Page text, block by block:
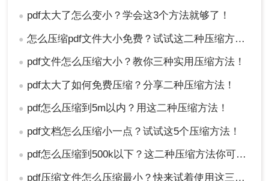
● pdf太大了怎么变小？学会这3个方法就够了！
● 怎么压缩pdf文件大小免费？试试这二种压缩方法！
● pdf文件怎么压缩大小？教你三种实用压缩方法！
● pdf太大了如何免费压缩？分享二种压缩方法！
● pdf怎么压缩到5m以内？用这二种压缩方法！
● pdf文档怎么压缩小一点？试试这5个压缩方法！
● pdf怎么压缩到500k以下？这二种压缩方法你可以轻松学会！
● pdf压缩文件怎么压缩最小？快来试着使用这三种压缩方法！